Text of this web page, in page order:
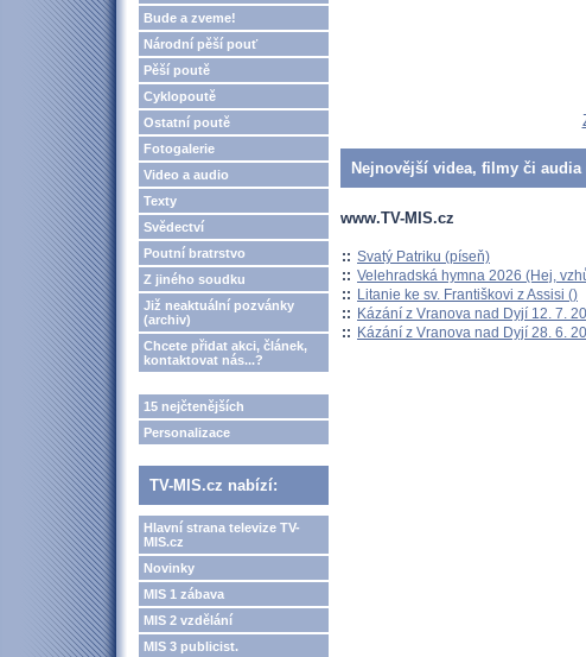
Bude a zveme!
Národní pěší pouť
Pěší poutě
Cyklopoutě
Ostatní poutě
Fotogalerie
Video a audio
Texty
Svědectví
Poutní bratrstvo
Z jiného soudku
Již neaktuální pozvánky
(archiv)
Chcete přidat akci, článek,
kontaktovat nás...?
15 nejčtenějších
Personalizace
TV-MIS.cz nabízí:
Hlavní strana televize TV-
MIS.cz
Novinky
MIS 1 zábava
MIS 2 vzdělání
MIS 3 publicist.
Nejnovější videa, filmy či audia
www.TV-MIS.cz
:: Svatý Patriku (píseň)
:: Velehradská hymna 2026 (Hej,
:: Litanie ke sv. Františkovi z Assisi ()
:: Kázání z Vranova nad Dyjí 12. 7.
:: Kázání z Vranova nad Dyjí 28. 6.